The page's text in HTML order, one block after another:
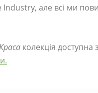
Industry, але всі ми
колекція доступна